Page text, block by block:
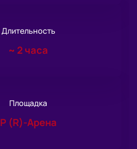
Длительность
~ 2 часа
Площадка
Р (R)-Арена